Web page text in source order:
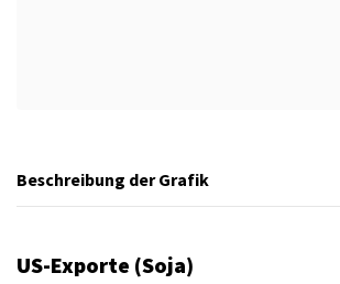
Beschreibung der Grafik
US-Exporte (Soja)